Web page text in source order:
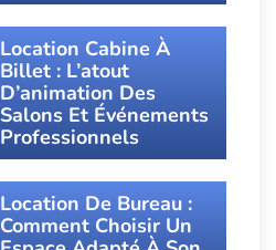
Location Cabine À
Billet : L’atout
D’animation Des
Salons Et Événements
Professionnels
Location De Bureau :
Comment Choisir Un